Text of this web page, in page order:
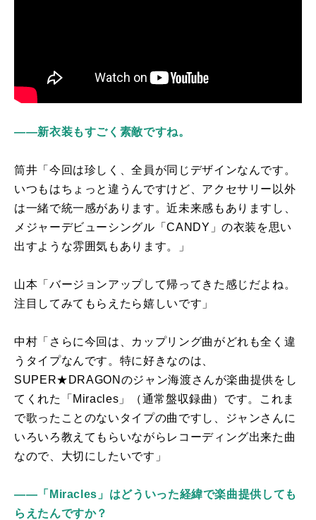
――新衣装もすごく素敵ですね。
筒井「今回は珍しく、全員が同じデザインなんです。
いつもはちょっと違うんですけど、アクセサリー以外
は一緒で統一感があります。近未来感もありますし、
メジャーデビューシングル「CANDY 」の衣装を思い
出すような雰囲気もあります。」
山本「バージョンアップして帰ってきた感じだよね。
注目してみてもらえたら嬉しいです」
中村「さらに今回は、カップリング曲がどれも全く違
うタイプなんです。特に好きなのは、
SUPER★ DRAGON のジャン海渡さんが楽曲提供をし
てくれた「 Miracles 」（通常盤収録曲）です。これま
で歌ったことのないタイプの曲ですし、ジャンさんに
いろいろ教えてもらいながらレコーディング出来た曲
なので、大切にしたいです」
――「Miracles」はどういった経緯で楽曲提供しても
らえたんですか？